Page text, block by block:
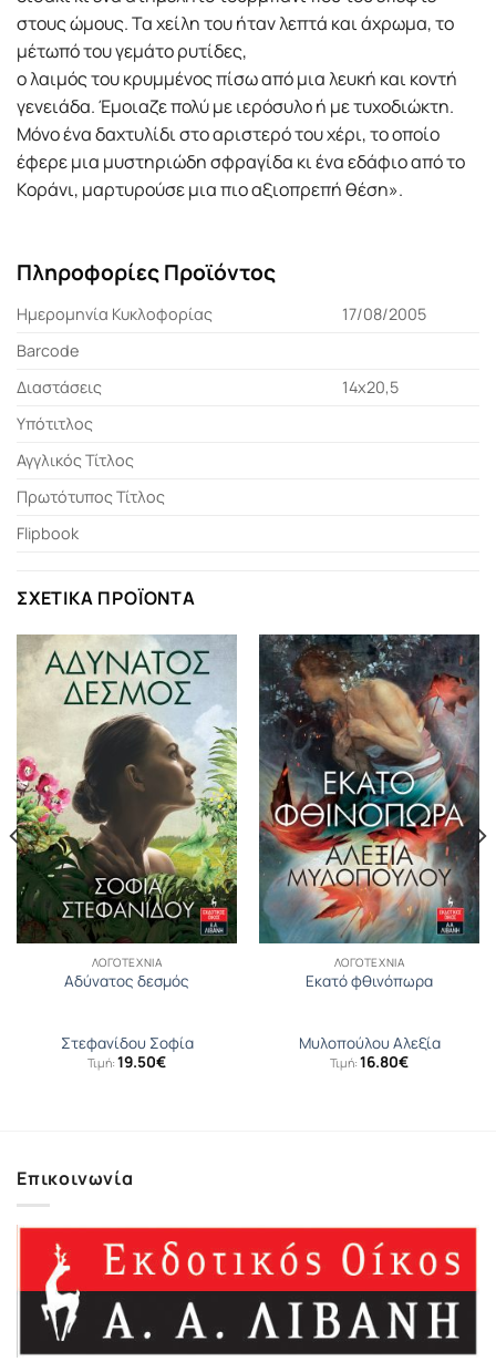
στους ώμους. Τα χείλη του ήταν λεπτά και άχρωμα, το
μέτωπό του γεμάτο ρυτίδες,
ο λαιμός του κρυμμένος πίσω από μια λευκή και κοντή
γενειάδα. Έμοιαζε πολύ με ιερόσυλο ή με τυχοδιώκτη.
Μόνο ένα δαχτυλίδι στο αριστερό του χέρι, το οποίο
έφερε μια μυστηριώδη σφραγίδα κι ένα εδάφιο από το
Κοράνι, μαρτυρούσε μια πιο αξιοπρεπή θέση».
Πληροφορίες Προϊόντος
Ημερομηνία Κυκλοφορίας
17/08/2005
Barcode
Διαστάσεις
14χ20,5
Υπότιτλος
Αγγλικός Τίτλος
Πρωτότυπος Τίτλος
Flipbook
ΣΧΕΤΙΚΆ ΠΡΟΪΌΝΤΑ
ΛΟΓΟΤΕΧΝΊΑ
Αδύνατος δεσμός
Στεφανίδου Σοφία
Τιμή: 19.50€
ΛΟΓΟΤΕΧΝΊΑ
Εκατό φθινόπωρα
Μυλοπούλου Αλεξία
Τιμή: 16.80€
Επικοινωνία